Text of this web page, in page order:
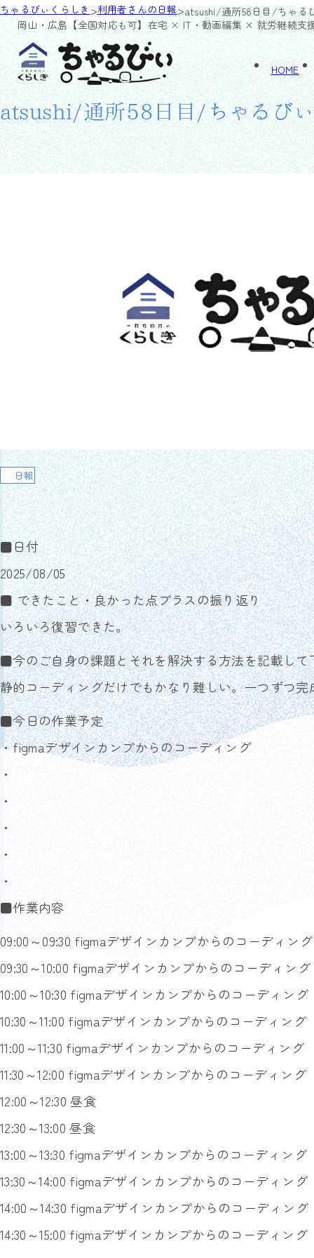
岡山・広島【全国対応も可】在宅 × IT・動画編集 × 就労継続支
HOME
ちゃるびぃくらしき>利用者さんの日報>atsushi/通所58日目/ちゃる
atsushi/通所58日目/ちゃるび
日報
■日付
2025/08/05
■ できたこと・良かった点プラスの振り返り
いろいろ復習できた。
■今のご自身の課題とそれを解決する方法を記載して
静的コーディングだけでもかなり難しい。一つずつ完
■今日の作業予定
・figmaデザインカンプからのコーディング
・
・
・
・
・
■作業内容
09:00～09:30 figmaデザインカンプからのコーディング
09:30～10:00 figmaデザインカンプからのコーディング
10:00～10:30 figmaデザインカンプからのコーディング
10:30～11:00 figmaデザインカンプからのコーディング
11:00～11:30 figmaデザインカンプからのコーディング
11:30～12:00 figmaデザインカンプからのコーディング
12:00～12:30 昼食
12:30～13:00 昼食
13:00～13:30 figmaデザインカンプからのコーディング
13:30～14:00 figmaデザインカンプからのコーディング
14:00～14:30 figmaデザインカンプからのコーディング
14:30～15:00 figmaデザインカンプからのコーディング